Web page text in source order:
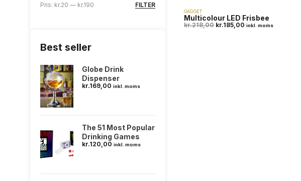
FILTER
Pris: kr.20 — kr.190
Best seller
Globe Drink
Dispenser
kr.169,00 inkl. moms
The 51 Most Popular
Drinking Games
kr.120,00 inkl. moms
GADGET
Multicolour LED Frisbee
kr.218,00 kr.185,00 inkl. moms